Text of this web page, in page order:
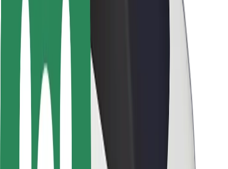
Sõitjate ohutus
Juhtide ohutus
Tõukerattaohutus
Safety Lab
Linnad
Asukohad
Lahendused linnadele
Lennujaamad